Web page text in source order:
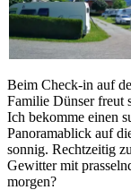
Beim Check-in auf
Familie Dünser freut
Ich bekomme einen
Panoramablick auf
sonnig. Rechtzeitig
Gewitter mit
morgen?